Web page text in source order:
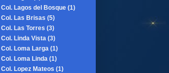
Col. Lagos del Bosque (1)
Col. Las Brisas (5)
Col. Las Torres (3)
Col. Linda Vista (3)
Col. Loma Larga (1)
Col. Loma Linda (1)
Col. Lopez Mateos (1)